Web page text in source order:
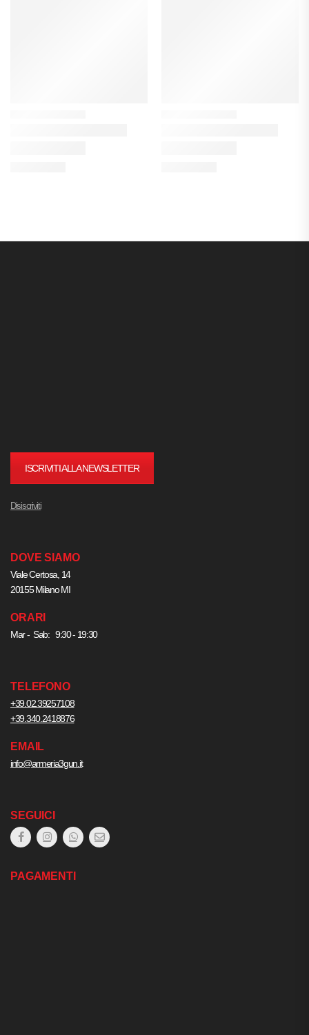
ISCRIVITI ALLA NEWSLETTER
Disiscriviti
DOVE SIAMO
Viale Certosa, 14
20155 Milano MI
ORARI
Mar - Sab: 9:30 - 19:30
TELEFONO
+39.02.39257108
+39.340.2418876
EMAIL
info@armeria3gun.it
SEGUICI
PAGAMENTI